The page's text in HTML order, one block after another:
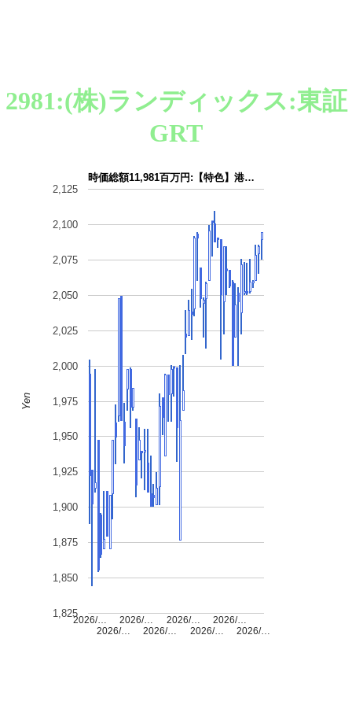
2981:(株)ランディックス:東証
GRT
時価総額11,981百万円:【特色】港…
2026/…
2026/…
2026/…
2026/…
2026/…
2026/…
2026/…
2026/…
1,825
1,850
1,875
1,900
1,925
1,950
1,975
2,000
2,025
2,050
2,075
2,100
2,125
Yen